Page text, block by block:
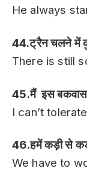
He always
44.ट्रैन चलने में
There is still
45.मैं इस बकवास
I can’t
46.हमें कड़ी से
We have to